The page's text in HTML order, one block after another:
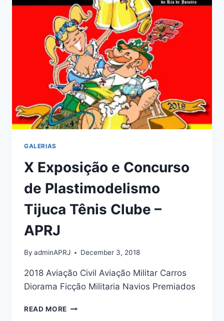
GALERIAS
X Exposição e Concurso
de Plastimodelismo
Tijuca Tênis Clube –
APRJ
By adminAPRJ December 3, 2018
2018 Aviação Civil Aviação Militar Carros
Diorama Ficção Militaria Navios Premiados
READ MORE